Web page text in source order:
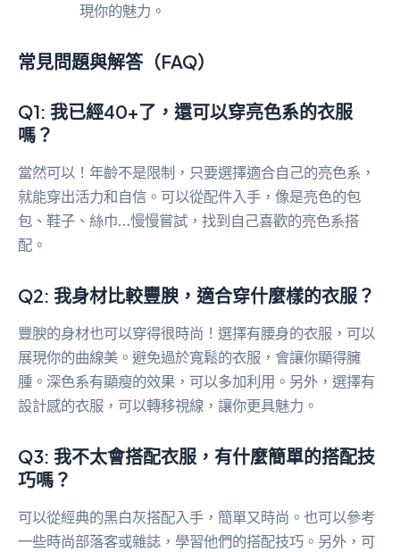
現你的魅力。
常見問題與解答（FAQ）
Q1: 我已經40+了，還可以穿亮色系的衣服
嗎？
當然可以！年齡不是限制，只要選擇適合自己的亮色系，
就能穿出活力和自信。可以從配件入手，像是亮色的包
包、鞋子、絲巾…慢慢嘗試，找到自己喜歡的亮色系搭
配。
Q2: 我身材比較豐腴，適合穿什麼樣的衣服？
豐腴的身材也可以穿得很時尚！選擇有腰身的衣服，可以
展現你的曲線美。避免過於寬鬆的衣服，會讓你顯得臃
腫。深色系有顯瘦的效果，可以多加利用。另外，選擇有
設計感的衣服，可以轉移視線，讓你更具魅力。
Q3: 我不太會搭配衣服，有什麼簡單的搭配技
巧嗎？
可以從經典的黑白灰搭配入手，簡單又時尚。也可以參考
一些時尚部落客或雜誌，學習他們的搭配技巧。另外，可